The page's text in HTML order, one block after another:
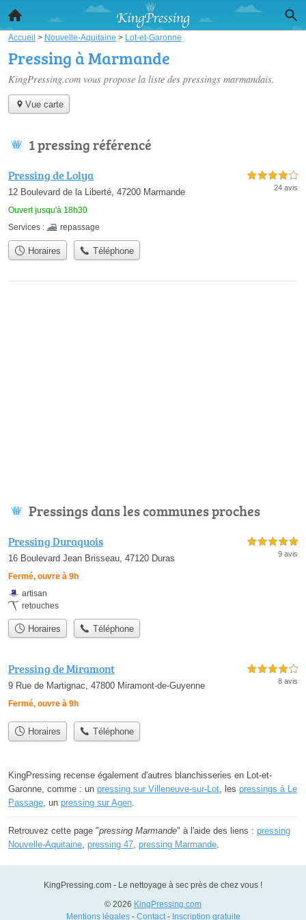
Accueil > Nouvelle-Aquitaine > Lot-et-Garonne
Pressing à Marmande
KingPressing.com vous propose la liste des pressings marmandais.
Vue carte
1 pressing référencé
Pressing de Lolya
12 Boulevard de la Liberté, 47200 Marmande
Ouvert jusqu'à 18h30
4,0 étoiles sur 5
24 avis
Services : repassage
Horaires Téléphone
Pressings dans les communes proches
Pressing Duraquois
16 Boulevard Jean Brisseau, 47120 Duras
Fermé, ouvre à 9h
5,0 étoiles sur 5
9 avis
artisan
retouches
Horaires Téléphone
Pressing de Miramont
9 Rue de Martignac, 47800 Miramont-de-Guyenne
Fermé, ouvre à 9h
4,0 étoiles sur 5
8 avis
Horaires Téléphone
KingPressing recense également d'autres blanchisseries en Lot-et-
Garonne, comme : un pressing sur Villeneuve-sur-Lot , les pressings à Le
Passage , un pressing sur Agen
Retrouvez cette page "pressing Marmande" à l'aide des liens : pressing
Nouvelle-Aquitaine pressing 47 pressing Marmande
KingPressing.com - Le nettoyage à sec près de chez vous !
© 2026 KingPressing.com
Mentions légales- Contact- Inscription gratuite